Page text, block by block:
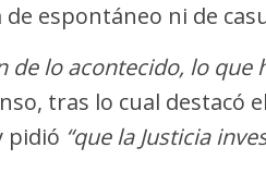
espontáneo ni de
de lo acontecido, lo
tras lo cual destacó
pidió “que la Justicia